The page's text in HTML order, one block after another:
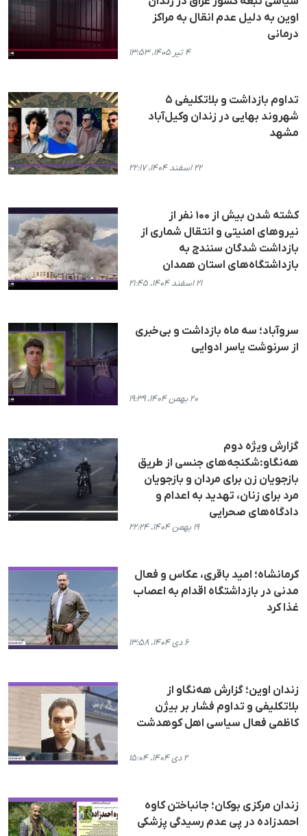
اوین به دلیل عدم انقال به مراکز
درمانی
۴ تیر ۱۴۰۵، ۱۳:۵۳
تداوم بازداشت و بلاتکلیفی ۵
شهروند بهایی در زندان وکیل‌آباد
مشهد
۲۲ اسفند ۱۴۰۴، ۲۲:۱۷
کشته شدن بیش از ۱۰۰ نفر از
نیروهای امنیتی و انتقال شماری از
بازداشت شدگان سنندج به
بازداشتگاه‌های استان همدان
۲۱ اسفند ۱۴۰۴، ۲۱:۴۵
سروآباد؛ سه ماه بازداشت و بی‌خبری
از سرنوشت یاسر ادوایی
۲۰ بهمن ۱۴۰۴، ۱۹:۳۹
گزارش ویژه دوم
هه‌نگاو:شکنجه‌های جنسی از طریق
بازجویان زن برای مردان و بازجویان
مرد برای زنان، تهدید به اعدام و
دادگاه‌های صحرایی
۱۹ بهمن ۱۴۰۴، ۲۲:۲۴
کرمانشاه؛ امید باقری، عکاس و فعال
مدنی در بازداشتگاه اقدام به اعصاب
غذا کرد
۶ دی ۱۴۰۴، ۱۳:۵۸
زندان اوین؛ گزارش هه‌نگاو از
بلاتکلیفی و تداوم فشار بر بیژن
کاظمی فعال سیاسی اهل کوهدشت
۲ دی ۱۴۰۴، ۱۵:۰۴
زندان مرکزی بوکان؛ جانباختن کاوە
احمدزادە در پی عدم رسیدگی پزشکی